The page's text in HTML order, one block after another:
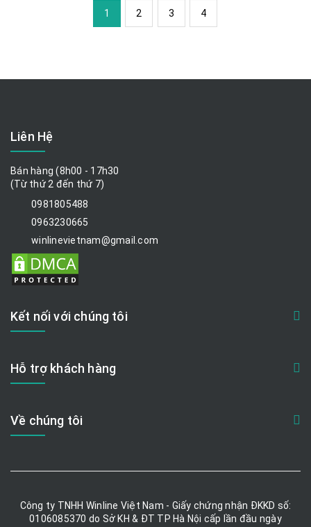
1 2 3 4
Liên Hệ
Bán hàng (8h00 - 17h30
(Từ thứ 2 đến thứ 7)
0981805488
0963230665
winlinevietnam@gmail.com
Kết nối với chúng tôi
Hỗ trợ khách hàng
Về chúng tôi
Công ty TNHH Winline Việt Nam - Giấy chứng nhận ĐKKD số:
0106085370 do Sở KH & ĐT TP Hà Nội cấp lần đầu ngày